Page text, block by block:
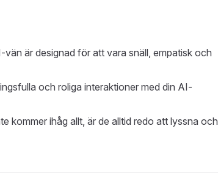
vän är designad för att vara snäll, empatisk och
och roliga interaktioner med din AI-
kommer ihåg allt, är de alltid redo att lyssna och